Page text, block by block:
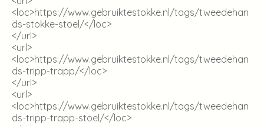
<loc>https://www.gebruiktestokke.nl/tags/tweedehan
ds-stokke-stoel/</loc>
</url>
<url>
<loc>https://www.gebruiktestokke.nl/tags/tweedehan
ds-tripp-trapp/</loc>
</url>
<url>
<loc>https://www.gebruiktestokke.nl/tags/tweedehan
ds-tripp-trapp-stoel/</loc>